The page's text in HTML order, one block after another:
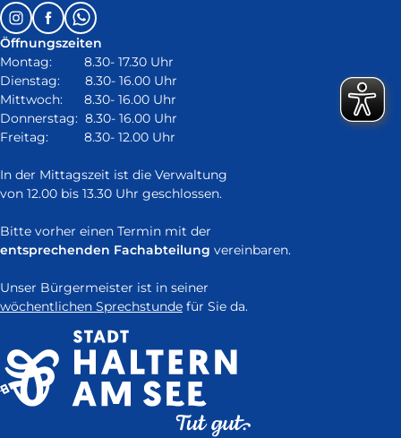
in
neuem
Fenster)
Follow
us
on:
InstagramFacebookWhatsapp
Öffnungszeiten
Montag: 8.30- 17.30 Uhr
Dienstag: 8.30- 16.00 Uhr
Mittwoch: 8.30- 16.00 Uhr
Donnerstag: 8.30- 16.00 Uhr
Freitag: 8.30- 12.00 Uhr
In der Mittagszeit ist die Verwaltung
von 12.00 bis 13.30 Uhr geschlossen.
Bitte vorher einen Termin mit der
entsprechenden Fachabteilung vereinbaren.
Unser Bürgermeister ist in seiner
wöchentlichen Sprechstunde für Sie da.